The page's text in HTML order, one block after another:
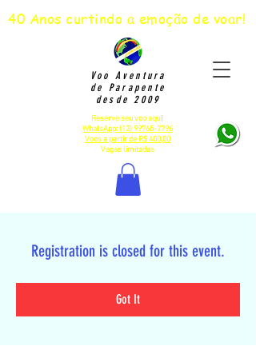
Voo Aventura
de Parapente
desde 2009
Reserve seu voo aqui!
WhatsApp: (13) 99765-7796
Voos a partir de R$ 400,00
Vagas limitadas
40 Anos curtindo a emoção de voar!
Registration is closed for this event.
Got It